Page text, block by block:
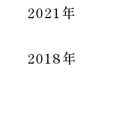
2021年
2018年